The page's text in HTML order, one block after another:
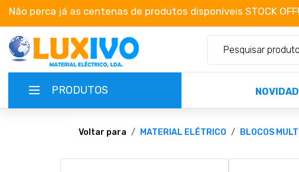
Não perca já as centenas de produtos disponíveis STOCK OFF!
PRODUTOS
TERMOS E CONDIÇÕES
Voltar para MATERIAL ELÉTRICO BLOCOS